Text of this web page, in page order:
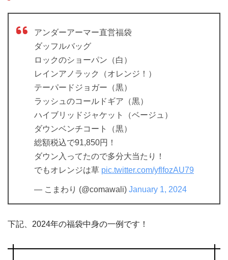
アンダーアーマー直営福袋
ダッフルバッグ
ロックのショーパン（白）
レインアノラック（オレンジ！）
テーパードジョガー（黒）
ラッシュのコールドギア（黒）
ハイブリッドジャケット（ベージュ）
ダウンベンチコート（黒）
総額税込で91,850円！
ダウン入ってたので多分大当たり！
でもオレンジは草 pic.twitter.com/yflfozAU79
— こまわり (@comawali) January 1, 2024
下記、2024年の福袋中身の一例です！